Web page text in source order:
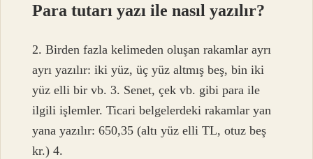
Para tutarı yazı ile nasıl yazılır?
2. Birden fazla kelimeden oluşan rakamlar ayrı
ayrı yazılır: iki yüz, üç yüz altmış beş, bin iki
yüz elli bir vb. 3. Senet, çek vb. gibi para ile
ilgili işlemler. Ticari belgelerdeki rakamlar yan
yana yazılır: 650,35 (altı yüz elli TL, otuz beş
kr.) 4.